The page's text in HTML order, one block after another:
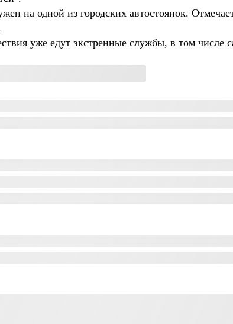
на одной из городских автостоянок.
уже едут экстренные службы, в том числе